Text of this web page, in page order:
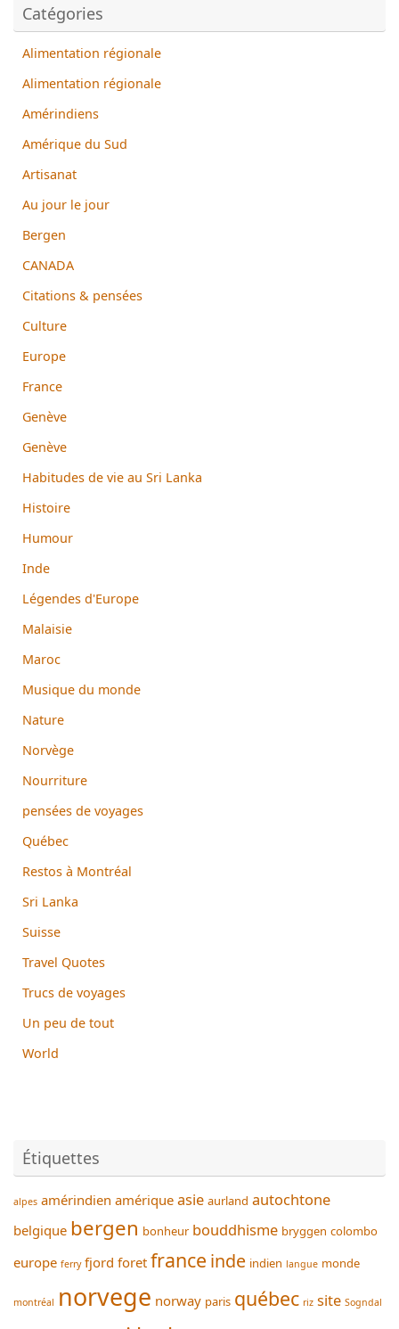
Catégories
Alimentation régionale
Alimentation régionale
Amérindiens
Amérique du Sud
Artisanat
Au jour le jour
Bergen
CANADA
Citations & pensées
Culture
Europe
France
Genève
Genève
Habitudes de vie au Sri Lanka
Histoire
Humour
Inde
Légendes d'Europe
Malaisie
Maroc
Musique du monde
Nature
Norvège
Nourriture
pensées de voyages
Québec
Restos à Montréal
Sri Lanka
Suisse
Travel Quotes
Trucs de voyages
Un peu de tout
World
Étiquettes
alpes amérindien amérique asie aurland autochtone
belgique bergen bonheur bouddhisme bryggen colombo
europe ferry fjord foret france inde indien langue monde
montréal norvege norway paris québec riz site Sogndal